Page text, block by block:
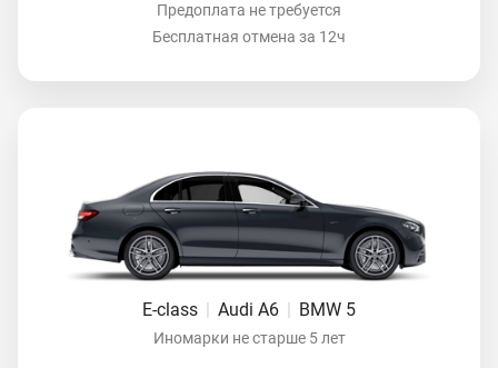
Предоплата не требуется
Бесплатная отмена за 12ч
E-class | Audi A6 | BMW 5
Иномарки не старше 5 лет